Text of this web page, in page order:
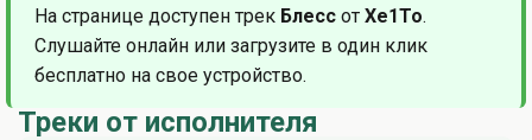
На странице доступен трек Блесс от Xe1To.
Слушайте онлайн или загрузите в один клик
бесплатно на свое устройство.
Треки от исполнителя